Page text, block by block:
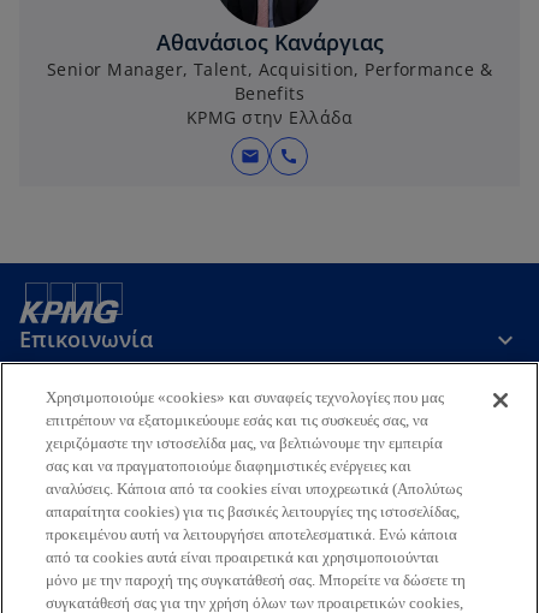
Αθανάσιος Κανάργιας
Senior Manager, Talent, Acquisition, Performance &
Benefits
KPMG στην Ελλάδα
mail call
Επικοινωνία
Εταιρεία
Τελευταία Νέα
o
p
e
o
p
e
o
p
e
o
p
e
Όροι χρήσηςΠροστασία Προσωπικών ΔεδομένωνΠροσβασιμότητα
Χρησιμοποιούμε «cookies» και συναφείς τεχνολογίες που μας
επιτρέπουν να εξατομικεύουμε εσάς και τις συσκευές σας, να
χειριζόμαστε την ιστοσελίδα μας, να βελτιώνουμε την εμπειρία
σας και να πραγματοποιούμε διαφημιστικές ενέργειες και
αναλύσεις. Κάποια από τα cookies είναι υποχρεωτικά (Απολύτως
απαραίτητα cookies) για τις βασικές λειτουργίες της ιστοσελίδας,
προκειμένου αυτή να λειτουργήσει αποτελεσματικά. Ενώ κάποια
από τα cookies αυτά είναι προαιρετικά και χρησιμοποιούνται
μόνο με την παροχή της συγκατάθεσή σας. Μπορείτε να δώσετε τη
συγκατάθεσή σας για την χρήση όλων των προαιρετικών cookies,